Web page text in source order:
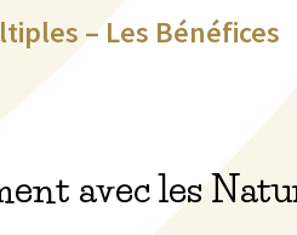
– Les Bénéfices
avec les